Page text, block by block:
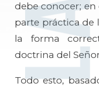
debe conocer; en
parte práctica de
la forma
doctrina del
Todo esto,